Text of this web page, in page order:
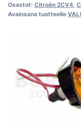
Osastot: Citroën 2CV4
Avainsana tuotteelle